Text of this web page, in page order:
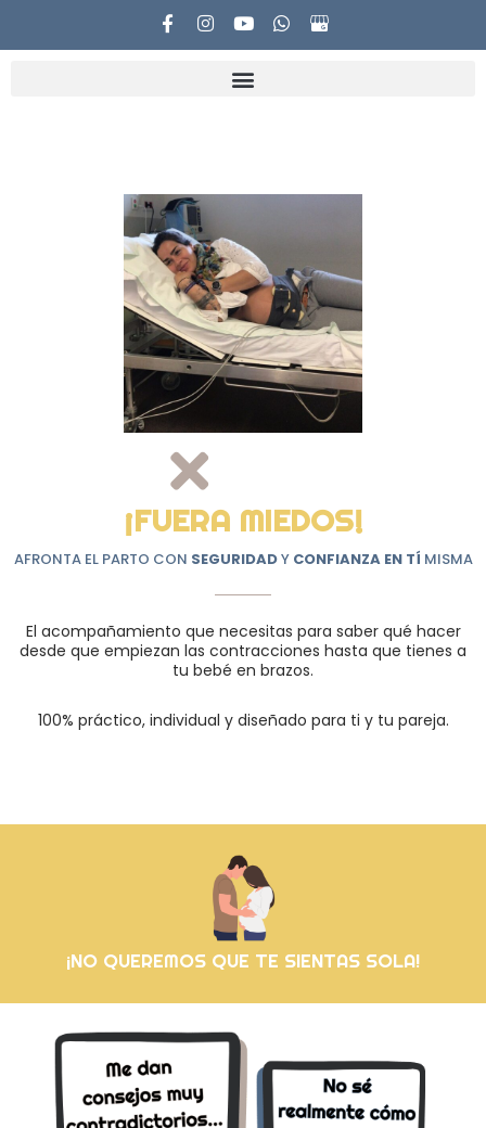
¡FUERA MIEDOS!
AFRONTA EL PARTO CON SEGURIDADY CONFIANZA EN TÍ MISMA
El acompañamiento que necesitas para saber qué hacer
desde que empiezan las contracciones hasta que tienes a
tu bebé en brazos.
100% práctico, individual y diseñado para ti y tu pareja.
¡NO QUEREMOS QUE TE SIENTAS SOLA!